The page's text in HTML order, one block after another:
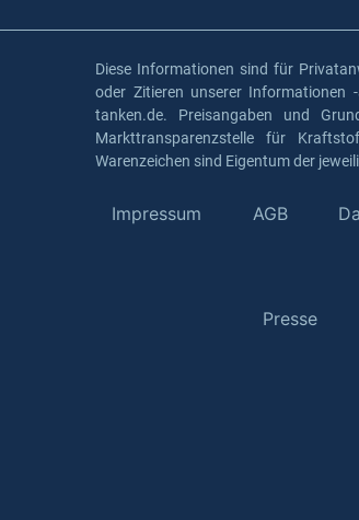
Diese Informationen sind für
oder Zitieren unserer Informationen
tanken.de. Preisangaben und
Markttransparenzstelle für
Warenzeichen sind Eigentum der
Impressum AGB
Presse